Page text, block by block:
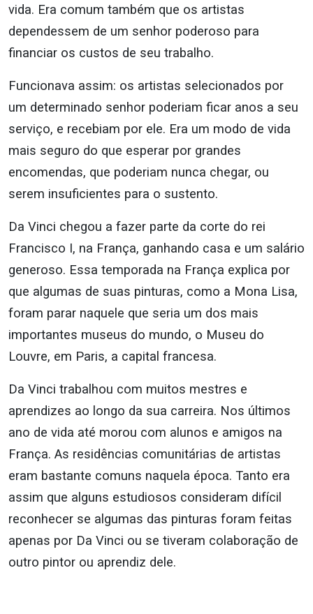
vida. Era comum também que os artistas
dependessem de um senhor poderoso para
financiar os custos de seu trabalho.
Funcionava assim: os artistas selecionados por
um determinado senhor poderiam ficar anos a seu
serviço, e recebiam por ele. Era um modo de vida
mais seguro do que esperar por grandes
encomendas, que poderiam nunca chegar, ou
serem insuficientes para o sustento.
Da Vinci chegou a fazer parte da corte do rei
Francisco I, na França, ganhando casa e um salário
generoso. Essa temporada na França explica por
que algumas de suas pinturas, como a Mona Lisa,
foram parar naquele que seria um dos mais
importantes museus do mundo, o Museu do
Louvre, em Paris, a capital francesa.
Da Vinci trabalhou com muitos mestres e
aprendizes ao longo da sua carreira. Nos últimos
ano de vida até morou com alunos e amigos na
França. As residências comunitárias de artistas
eram bastante comuns naquela época. Tanto era
assim que alguns estudiosos consideram difícil
reconhecer se algumas das pinturas foram feitas
apenas por Da Vinci ou se tiveram colaboração de
outro pintor ou aprendiz dele.